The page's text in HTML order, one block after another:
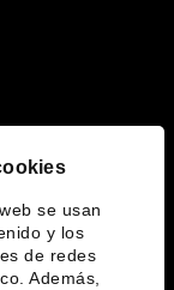
se usan
y los
de redes
Además,